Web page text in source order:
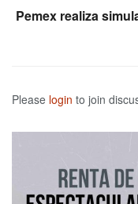
Pemex realiza
Please login to join